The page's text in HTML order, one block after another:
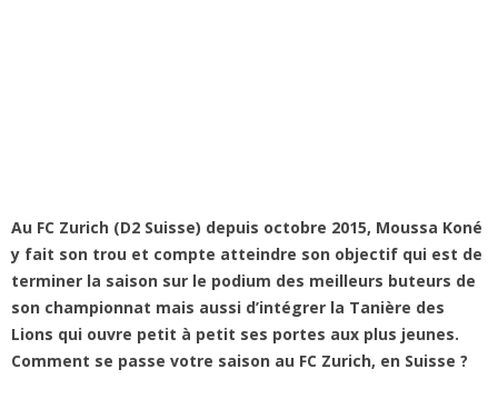
Au FC Zurich (D2 Suisse) depuis octobre 2015, Moussa Koné
y fait son trou et compte atteindre son objectif qui est de
terminer la saison sur le podium des meilleurs buteurs de
son championnat mais aussi d’intégrer la Tanière des
Lions qui ouvre petit à petit ses portes aux plus jeunes.
Comment se passe votre saison au FC Zurich, en Suisse ?